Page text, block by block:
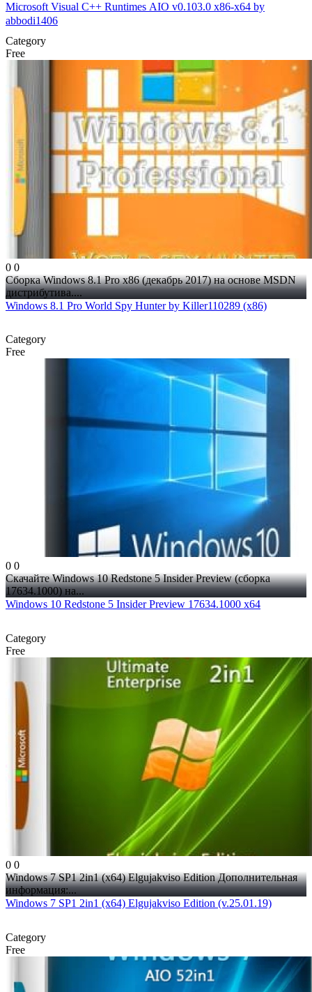
Microsoft Visual C++ Runtimes AIO v0.103.0 x86-x64 by
abbodi1406
Category
Free
0 0
Сборка Windows 8.1 Pro x86 (декабрь 2017) на основе MSDN
дистрибутива....
Windows 8.1 Pro World Spy Hunter by Killer110289 (x86)
Category
Free
0 0
Скачайте Windows 10 Redstone 5 Insider Preview (сборка
17634.1000) на...
Windows 10 Redstone 5 Insider Preview 17634.1000 x64
Category
Free
0 0
Windows 7 SP1 2in1 (x64) Elgujakviso Edition Дополнительная
информация:...
Windows 7 SP1 2in1 (x64) Elgujakviso Edition (v.25.01.19)
Category
Free